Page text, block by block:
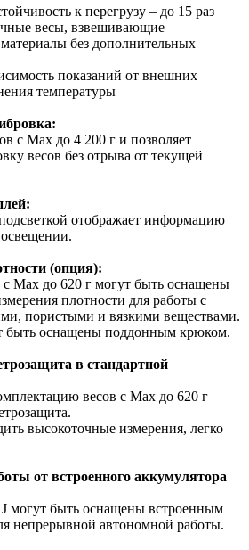
к перегрузу – до 15 раз
весы, взвешивающие
без дополнительных
показаний от внешних
температуры
с Mах до 4 200 г и позволяет
весов без отрыва от текущей
отображает информацию
(опция):
Max до 620 г могут быть оснащены
плотности для работы с
пористыми и вязкими веществами.
быть оснащены поддонным крюком.
в стандартной
весов с Max до 620 г
высокоточные измерения, легко
от встроенного аккумулятора
могут быть оснащены встроенным
непрерывной автономной работы.